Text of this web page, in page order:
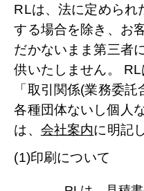
RLは、法に定められ
する場合を除き、お
だかないまま第三者
供いたしません。 RL
「取引関係(業務委
各種団体ないし個人
は、 会社案内に明記
(1)印刷について